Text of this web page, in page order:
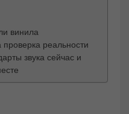
винила
реальности
звука сейчас и